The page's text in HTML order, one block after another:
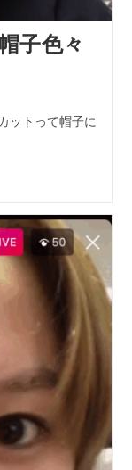
色々
ットって帽子に